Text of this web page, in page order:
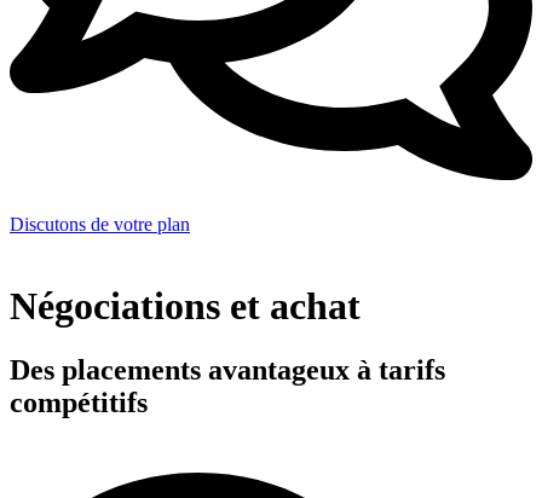
Discutons de votre plan
Négociations et achat
Des placements avantageux à tarifs
compétitifs